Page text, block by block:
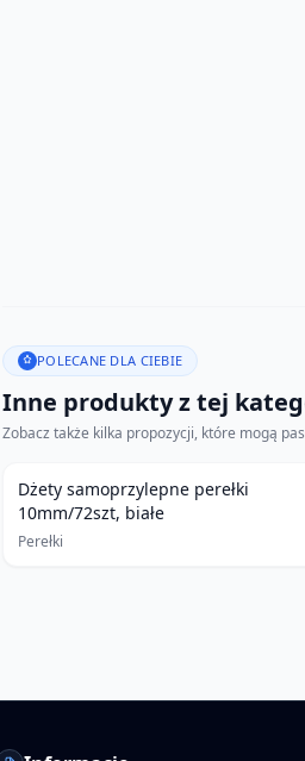
POLECANE DLA CIEBIE
Inne produkty z tej
Zobacz także kilka propozycji, które mogą
Dżety samoprzylepne perełki
10mm/72szt, białe
Perełki